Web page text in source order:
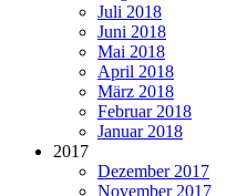
Juli 2018
Juni 2018
Mai 2018
April 2018
März 2018
Februar 2018
Januar 2018
2017
Dezember 2017
November 2017